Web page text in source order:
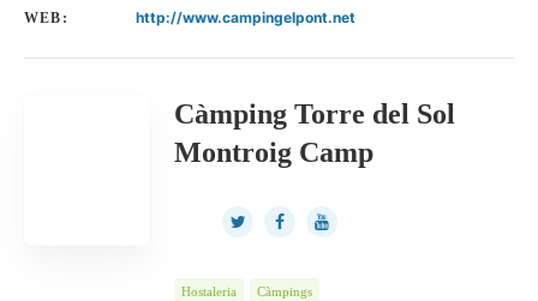
WEB: http://www.campingelpont.net
Càmping Torre del Sol
Montroig Camp
Hostaleria Càmpings